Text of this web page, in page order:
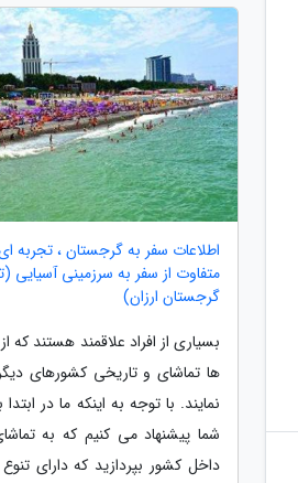
اطلاعات سفر به گرجستان ، تجربه
متفاوت از سفر به سرزمینی آسیایی
گرجستان ارزان)
بسیاری از افراد علاقمند هستند که
ها تماشای و تاریخی کشورهای
نمایند. با توجه به اینکه ما در
شما پیشنهاد می کنیم که به
داخل کشور بپردازید که دارای